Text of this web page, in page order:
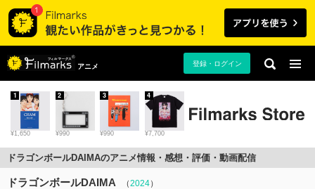
アニメ 登録・ログイン
¥1,650
1
¥990
2
¥990
3
¥7,700
4
ドラゴンボールDAIMAのアニメ情報・感想・評価・動画配信
ドラゴンボールDAIMA （2024）